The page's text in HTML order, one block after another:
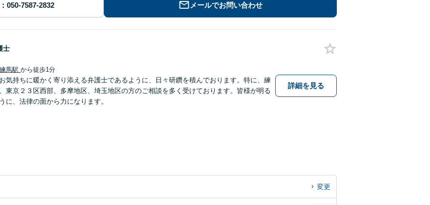
メールでお問い合わせ
士
練馬駅 から徒歩1分
気持ちに暖かく寄り添える弁護士であるように、日々研鑽を積んでおります。特に、練
東京２３区西部、多摩地区、埼玉地区の方のご相談を多く受けております。皆様が明る
に、法律の面から力になります。
詳細を見る
変更